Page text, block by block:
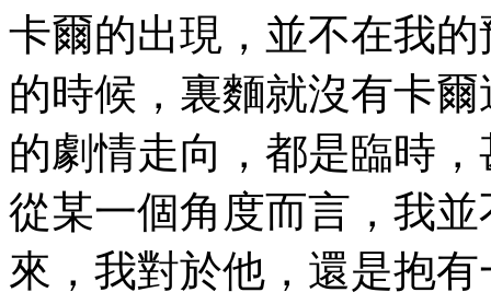
卡爾的出現，並不在我
的時候，裏麵就沒有卡
的劇情走向，都是臨時
從某一個角度而言，我
來，我對於他，還是抱